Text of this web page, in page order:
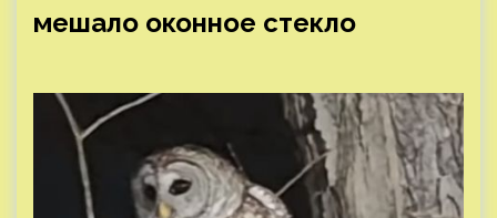
мешало оконное стекло